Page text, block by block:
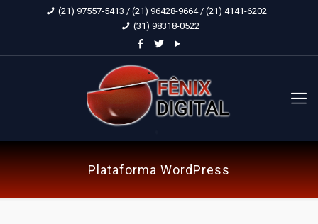
(21) 97557-5413 / (21) 96428-9664 / (21) 4141-6202
(31) 98318-0522
Plataforma WordPress